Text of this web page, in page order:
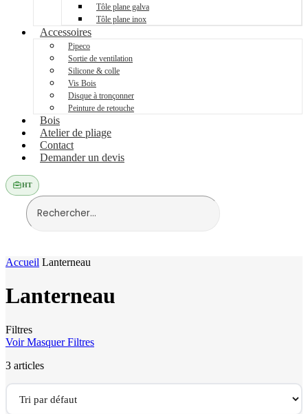
Tôle plane galva
Tôle plane inox
Accessoires
Pipeco
Sortie de ventilation
Silicone & colle
Vis Bois
Disque à tronçonner
Peinture de retouche
Bois
Atelier de pliage
Contact
Demander un devis
HT
Accueil Lanterneau
Lanterneau
Filtres
Voir Masquer Filtres
3 articles